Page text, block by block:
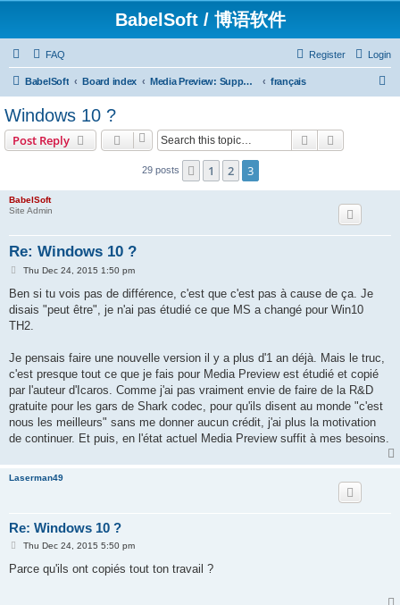
BabelSoft / 博语软件
FAQ Login
Register
BabelSoft Board index Media Preview: Support / Assistance / 帮助 français
Windows 10 ?
Post Reply Search
29 posts Previous
1 2 3
BabelSoft
Site Admin
Re: Windows 10 ?
P
s
Thu Dec 24, 2015 1:50 pm
Ben si tu vois pas de différence, c'est que c'est pas à cause de ça. Je
disais "peut être", je n'ai pas étudié ce que MS a changé pour Win10
TH2.
Je pensais faire une nouvelle version il y a plus d'1 an déjà. Mais le truc,
c'est presque tout ce que je fais pour Media Preview est étudié et copié
par l'auteur d'Icaros. Comme j'ai pas vraiment envie de faire de la R&D
gratuite pour les gars de Shark codec, pour qu'ils disent au monde "c'est
nous les meilleurs" sans me donner aucun crédit, j'ai plus la motivation
de continuer. Et puis, en l'état actuel Media Preview suffit à mes besoins.
Laserman49
Re: Windows 10 ?
P
s
Thu Dec 24, 2015 5:50 pm
Parce qu'ils ont copiés tout ton travail ?